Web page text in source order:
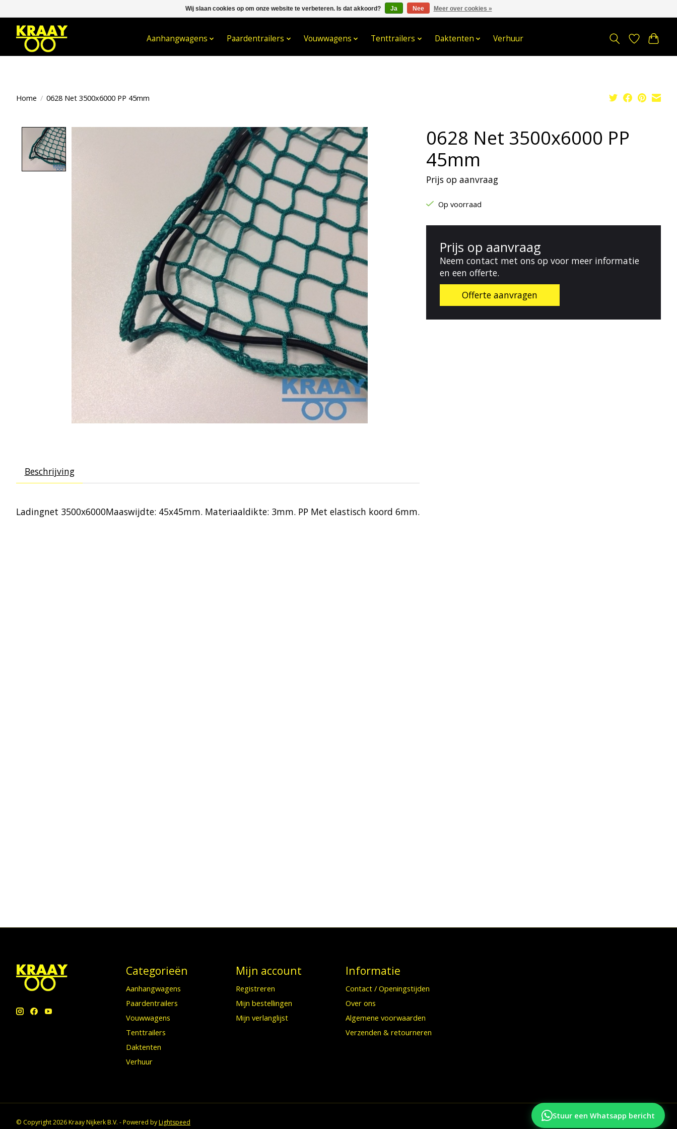
033- 2470 538 info@kraaybv.com Stuur een Whatsapp bericht
Aanhangwagens Paardentrailers Vouwwagens Tenttrailers Daktenten Verhuur
Home / 0628 Net 3500x6000 PP 45mm
0628 Net 3500x6000 PP
45mm
Prijs op aanvraag
Op voorraad
Prijs op aanvraag
Neem contact met ons op voor meer informatie
en een offerte.
Offerte aanvragen
Beschrijving
Ladingnet 3500x6000Maaswijdte: 45x45mm. Materiaaldikte: 3mm. PP Met elastisch koord 6mm.
Categorieën
Aanhangwagens
Paardentrailers
Vouwwagens
Tenttrailers
Daktenten
Verhuur
Mijn account
Registreren
Mijn bestellingen
Mijn verlanglijst
Informatie
Contact / Openingstijden
Over ons
Algemene voorwaarden
Verzenden & retourneren
© Copyright 2026 Kraay Nijkerk B.V. - Powered byLightspeed
Stuur een Whatsapp bericht
Wij slaan cookies op om onze website te verbeteren. Is dat akkoord? Ja Nee Meer over cookies »